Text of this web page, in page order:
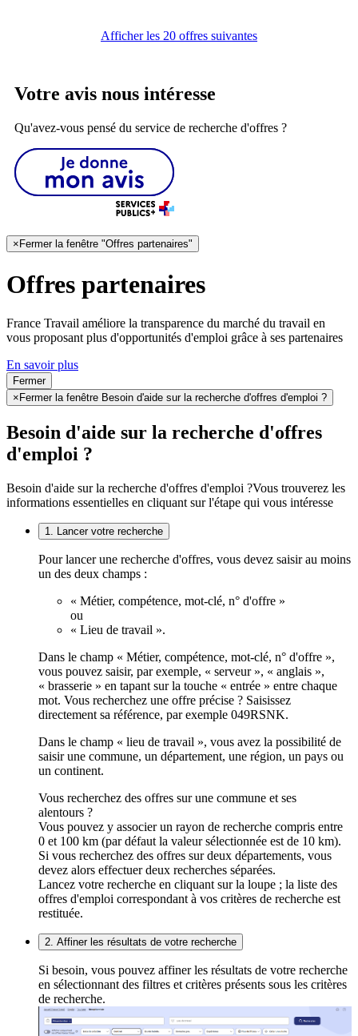
Afficher les 20 offres suivantes
Votre avis nous intéresse
Qu'avez-vous pensé du service de recherche d'offres ?
× Fermer la fenêtre "Offres partenaires"
Offres partenaires
France Travail améliore la transparence du marché du travail en
vous proposant plus d'opportunités d'emploi grâce à ses partenaires
En savoir plus
Fermer
× Fermer la fenêtre Besoin d'aide sur la recherche d'offres d'emploi ?
Besoin d'aide sur la recherche d'offres
d'emploi ?
Besoin d'aide sur la recherche d'offres d'emploi ?Vous trouverez les
informations essentielles en cliquant sur l'étape qui vous intéresse
1. Lancer votre recherche
Pour lancer une recherche d'offres, vous devez saisir au moins
un des deux champs :
« Métier, compétence, mot-clé, n° d'offre »
ou
« Lieu de travail ».
Dans le champ « Métier, compétence, mot-clé, n° d'offre »,
vous pouvez saisir, par exemple, « serveur », « anglais »,
« brasserie » en tapant sur la touche « entrée » entre chaque
mot. Vous recherchez une offre précise ? Saisissez
directement sa référence, par exemple 049RSNK.
Dans le champ « lieu de travail », vous avez la possibilité de
saisir une commune, un département, une région, un pays ou
un continent.
Vous recherchez des offres sur une commune et ses
alentours ?
Vous pouvez y associer un rayon de recherche compris entre
0 et 100 km (par défaut la valeur sélectionnée est de 10 km).
Si vous recherchez des offres sur deux départements, vous
devez alors effectuer deux recherches séparées.
Lancez votre recherche en cliquant sur la loupe ; la liste des
offres d'emploi correspondant à vos critères de recherche est
restituée.
2. Affiner les résultats de votre recherche
Si besoin, vous pouvez affiner les résultats de votre recherche
en sélectionnant des filtres et critères présents sous les critères
de recherche.